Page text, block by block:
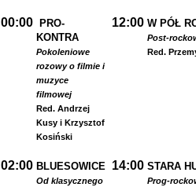
00:00
PRO-
KONTRA
Pokoleniowe
rozowy o filmie i
muzyce
filmowej
Red. Andrzej
Kusy i Krzysztof
Kosiński
12:00 W PÓŁ
Post-
Red.
02:00 BLUESOWICE
Od klasycznego
14:00 STARA
Prog-